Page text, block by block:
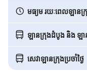
មធ្យម រយៈពេលឡានក្
ឡានក្រុងដំបូង និង ឡ
សេវាឡានក្រុងប្រចាំថ្ងៃ